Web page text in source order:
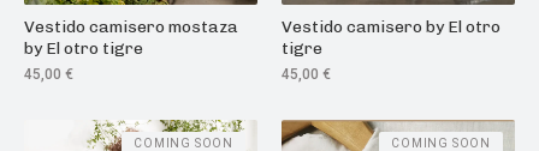
Vestido camisero mostaza
by El otro tigre
45,00 €
Vestido camisero by El otro
tigre
45,00 €
COMING SOON COMING SOON